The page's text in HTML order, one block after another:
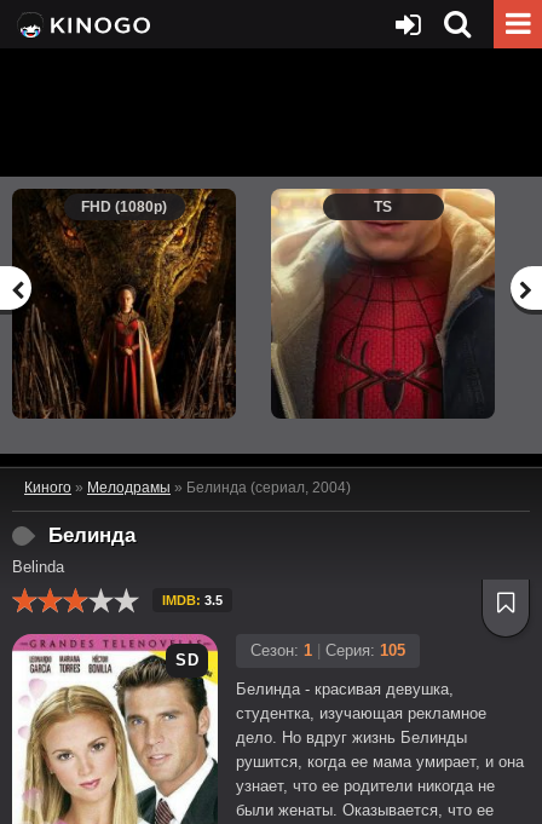
FHD (1080p) TS
Киного » Мелодрамы » Белинда (сериал, 2004)
Белинда
Belinda
IMDB: 3.5
SD
Сезон: 1 Серия: 105
Белинда - красивая девушка,
студентка, изучающая рекламное
дело. Но вдруг жизнь Белинды
рушится, когда ее мама умирает, и она
узнает, что ее родители никогда не
были женаты. Оказывается, что ее